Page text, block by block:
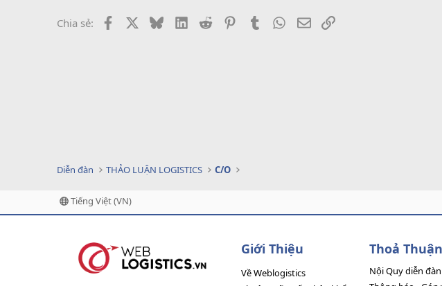
Chia sẻ: Facebook BlueskyLinkedIn
Reddit PinterestTumblr WhatsApp
EmailLink
Diễn đàn THẢO LUẬN LOGISTICS C/O
Tiếng Việt (VN)
Giới Thiệu
Về Weblogistics
Thoả Thuận
Nội Quy diễn đàn